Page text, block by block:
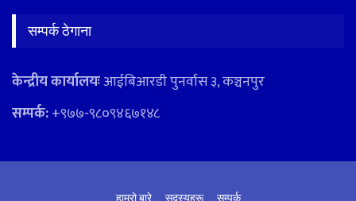
सम्पर्क ठेगाना
केन्द्रीय कार्यालयःआईबिआरडी पुनर्वास ३, कञ्चनपुर
सम्पर्क:+९७७-९८०९४६७१४८
हाम्रो बारे सदस्यहरू सम्पर्क